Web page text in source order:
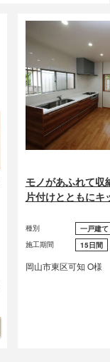
モノがあふれて収
片付けとともにキ
種別
一戸建て
施工期間
15日間
岡山市東区可知 O様